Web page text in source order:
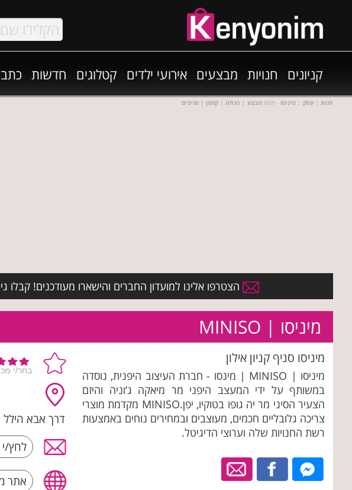
קניונים חנויות מבצעים אירועי ילדים קטלוגים חדשות
חנות | עסק :: מיניסו - חפש מבצע | הנחה | קופון | סניפים
הצטרפו אלינו למועדון החברים והישארו מעודכנים! קבלו
מיניסו | MINISO
מיניסו סניף קניון אילון
מיניסו | MINISO | מינסו - חברת העיצוב היפנית, נוסדה
במשותף על ידי המעצב היפני מר מיאקה ג’וניה והיזם
הצעיר הסיני מר יה גופו בטוקיו, יפן.MINISO מקדמת מוצרי
צריכה גלובליים חכמים, מעוצבים ובמחירים נוחים באמצעות
רשת החנויות שלה וערוצי הדיגיטל.
דרך אבא הילל 301, רמת גן
לחץ/
אתר